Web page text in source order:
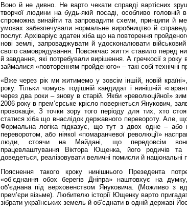
Воно й не дивно. Не варто чекати справді вартісних
творчої людини на будь-якій посаді, особливо
спроможна винайти та запровадити схеми, принципи й
умовах забезпечували нормальне виробництво й
послуг. Архіваріус здатен хіба що на повторення
нові землі, запроваджувати й удосконалювати
свого самоврядування. Повсякчас життя ставило перед
й завдання, які потребували вирішення. А гречкосії з року в
займалися «повторенням пройденого» – такі собі технічні
«Вже через рік ми житимемо у зовсім іншій, новій
року. Тільки чомусь тодішній кандидат і нинішній
через два роки – знову в старій. Якби «революційної»
2006 року в прем’єрське крісло повернеться Янукович,
провокація. З точки зору того періоду для тих, хто
статися хіба що внаслідок державного перевороту.
Формальна логіка підказує, що тут з двох одне –
переворотом, або ніякої «помаранчевої революції»
люди, стоячи на Майдані, що передовсім
працевлаштування Віктора Ющенка, його родичів
доведеться, реалізовувати величні помисли й національні
Пояснення такого кроку нинішнього Презедента
«об’єднання обох берегів Дніпра» наштовхує на
об’єднана під верховенством Януковича. (Можливо з
прем’єри візьме). Любителю історії Ющенку варто
зібрати українських земель й об’єднати в одній державі